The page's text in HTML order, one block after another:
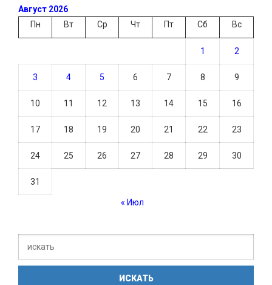
Август 2026
Пн
Вт Ср Чт Пт Сб Вс
1 2
3 4 5 6 7 8 9
10 11 12 13 14 15 16
17 18 19 20 21 22 23
24 25 26 27 28 29 30
31
« Июл